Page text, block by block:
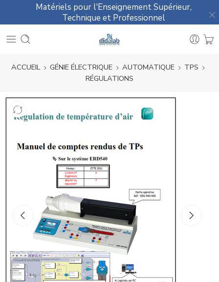
Matériels pour l'Enseignement Supérieur,
Technique et Professionnel
ACCUEIL GÉNIE ÉLECTRIQUE AUTOMATIQUE
TPS
RÉGULATIONS